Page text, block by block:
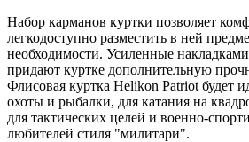
Набор карманов куртки позволяет
легкодоступно разместить в ней
необходимости. Усиленные
придают куртке дополнительную
Флисовая куртка Helikon Patriot будет
охоты и рыбалки, для катания на
для тактических целей и военно-
любителей стиля "милитари".